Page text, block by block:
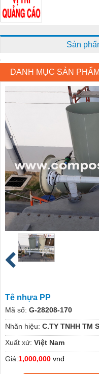
Sản
DANH MỤC SẢN PHẨM
Tê nhựa PP
Mã số: G-28208-170
Nhãn hiệu: C.TY TNHH TM
Xuất xứ: Việt Nam
Giá:1,000,000 vnđ